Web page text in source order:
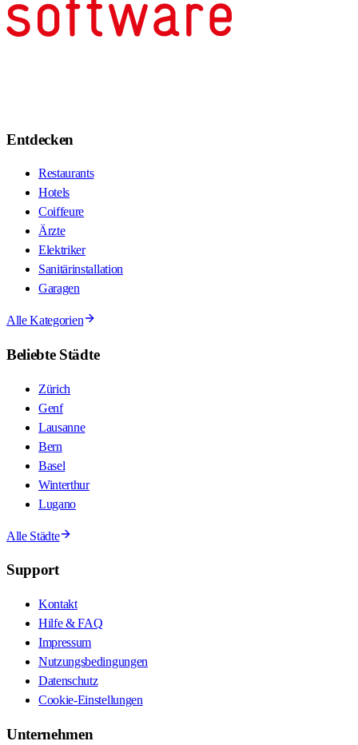
Entdecken
Restaurants
Hotels
Coiffeure
Ärzte
Elektriker
Sanitärinstallation
Garagen
Alle Kategorien
Beliebte Städte
Zürich
Genf
Lausanne
Bern
Basel
Winterthur
Lugano
Alle Städte
Support
Kontakt
Hilfe & FAQ
Impressum
Nutzungsbedingungen
Datenschutz
Cookie-Einstellungen
Unternehmen